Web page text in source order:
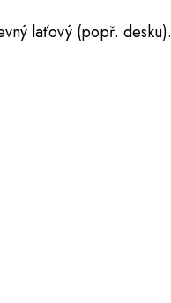
laťový (popř. desku).